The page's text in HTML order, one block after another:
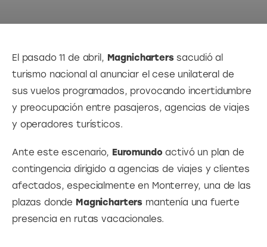
El pasado 11 de abril, Magnicharters sacudió al
turismo nacional al anunciar el cese unilateral de
sus vuelos programados, provocando incertidumbre
y preocupación entre pasajeros, agencias de viajes
y operadores turísticos.
Ante este escenario, Euromundo activó un plan de
contingencia dirigido a agencias de viajes y clientes
afectados, especialmente en Monterrey, una de las
plazas donde Magnicharters mantenía una fuerte
presencia en rutas vacacionales.